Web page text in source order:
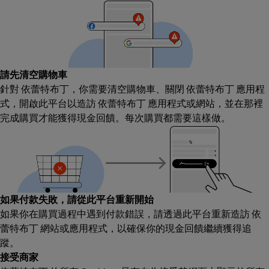
請先清空購物車
針對 依蕾特布丁，你需要清空購物車、關閉 依蕾特布丁 應用程
式，開啟此平台以造訪 依蕾特布丁 應用程式或網站，並在那裡
完成購買才能獲得現金回饋。每次購買都需要這樣做。
如果付款失敗，請從此平台重新開始
如果你在購買過程中遇到付款錯誤，請透過此平台重新造訪 依
蕾特布丁 網站或應用程式，以確保你的現金回饋繼續獲得追
蹤。
接受商家